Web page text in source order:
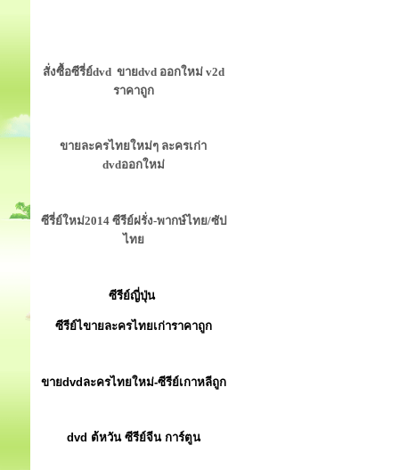
สั่งซื้อซีรี่ย์dvd ขายdvd ออกใหม่ v2d
ราคาถูก
ขายละครไทยใหม่ๆ ละครเก่า
dvdออกใหม่
ซีรี่ย์ใหม่2014 ซีรีย์ฝรั่ง-พากษ์ไทย/ซัป
ไทย
ซีรีย์ญี่ปุ่น
ซีรีย์ไขายละครไทยเก่าราคาถูก
ขายdvdละครไทยใหม่-ซีรีย์เกาหลีถูก
dvd ต้หวัน ซีรีย์จีน การ์ตูน